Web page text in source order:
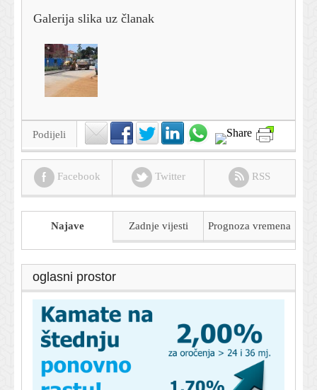
Galerija slika uz članak
Podijeli
Facebook Twitter RSS
Najave Zadnje vijesti Prognoza vremena
oglasni prostor